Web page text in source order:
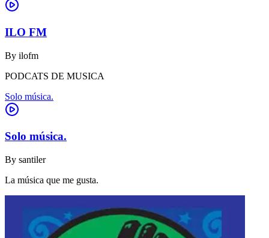
ILO FM
By ilofm
PODCATS DE MUSICA
Solo música.
Solo música.
By santiler
La música que me gusta.